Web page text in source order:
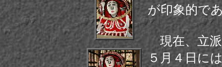
が印象的で
現在、立派
５月４日に